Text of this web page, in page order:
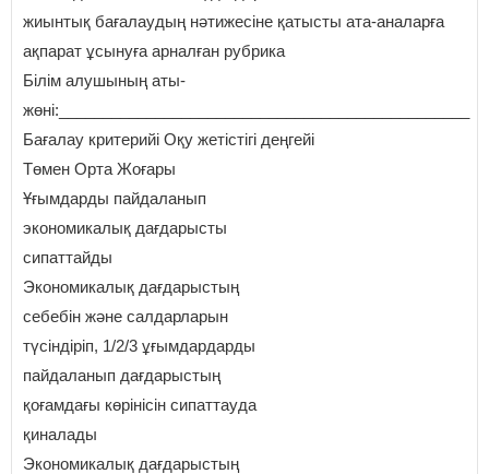
жиынтық бағалаудың нәтижесіне қатысты ата-аналарға
ақпарат ұсынуға арналған рубрика
Білім алушының аты-
жөні:_______________________________________________
Бағалау критерийі Оқу жетістігі деңгейі
Төмен Орта Жоғары
Ұғымдарды пайдаланып
экономикалық дағдарысты
сипаттайды
Экономикалық дағдарыстың
себебін және салдарларын
түсіндіріп, 1/2/3 ұғымдардарды
пайдаланып дағдарыстың
қоғамдағы көрінісін сипаттауда
қиналады
Экономикалық дағдарыстың